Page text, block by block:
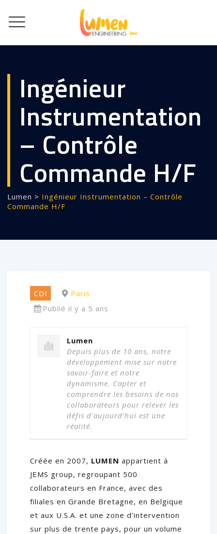
Ingénieur
Instrumentation
– Contrôle
Commande H/F
Lumen > Ingénieur Instrumentation – Contrôle
Commande H/F
CDI
Paris
Publié il y a 5 ans
Lumen
Depuis plus de 10 ans, notre
développement mise sur notre
savoir-faire et notre
dynamisme. Capter et
comprendre les besoins de nos
collaborateurs pour relever les
défis d'aujourd'hui est une
réalité.
Créée en 2007, LUMEN appartient à
JEMS group, regroupant 500
collaborateurs en France, avec des
filiales en Grande Bretagne, en Belgique
et aux U.S.A. et une zone d’intervention
sur plus de trente pays, pour un volume